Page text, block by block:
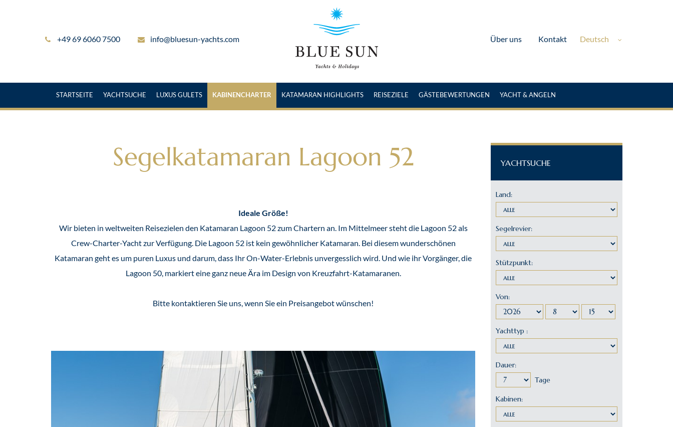
+49 69 6060 7500 info@bluesun-yachts.com Über uns Kontakt Deutsch
STARTSEITE YACHTSUCHE LUXUS GULETS KABINENCHARTER KATAMARAN HIGHLIGHTS REISEZIELE GÄSTEBEWERTUNGEN YACHT & ANGELN
Segelkatamaran Lagoon 52
Ideale Größe!
Wir bieten in weltweiten Reisezielen den Katamaran Lagoon 52 zum Chartern an. Im Mittelmeer steht die Lagoon 52 als
Crew-Charter-Yacht zur Verfügung. Die Lagoon 52 ist kein gewöhnlicher Katamaran. Bei diesem wunderschönen
Katamaran geht es um puren Luxus und darum, dass Ihr On-Water-Erlebnis unvergesslich wird. Und wie ihr Vorgänger, die
Lagoon 50, markiert eine ganz neue Ära im Design von Kreuzfahrt-Katamaranen.
Bitte kontaktieren Sie uns, wenn Sie ein Preisangebot wünschen!